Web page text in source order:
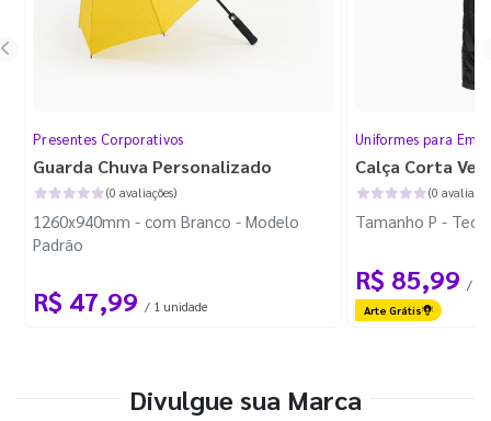
Presentes Corporativos
Guarda Chuva Personalizado
(0 avaliações)
1260x940mm - com Branco - Modelo
Padrão
R$ 47,99 / 1 unidade
Uniformes para
Calça Corta
(0
Tamanho P -
R$ 85,99 / 1
Arte Grátis
Divulgue sua Marca